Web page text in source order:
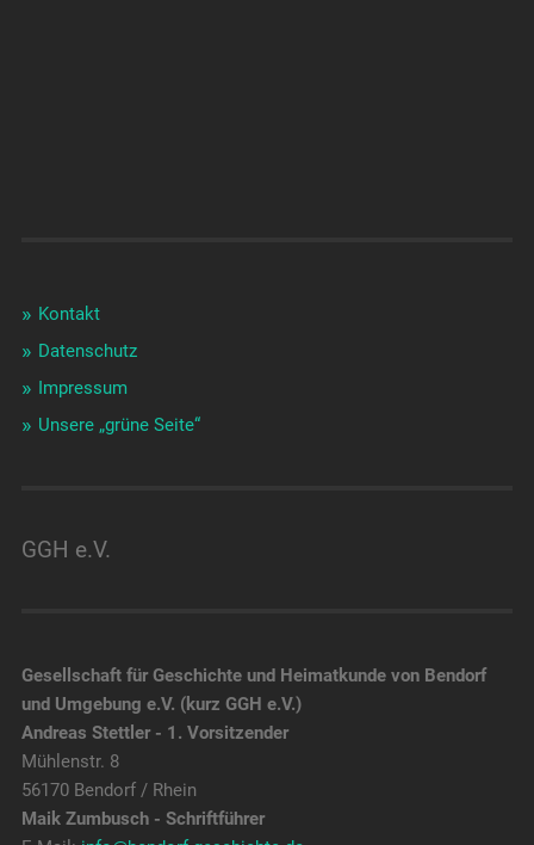
Kontakt
Datenschutz
Impressum
Unsere „grüne Seite“
GGH e.V.
Gesellschaft für Geschichte und Heimatkunde von Bendorf
und Umgebung e.V. (kurz GGH e.V.)
Andreas Stettler - 1. Vorsitzender
Mühlenstr. 8
56170 Bendorf / Rhein
Maik Zumbusch - Schriftführer